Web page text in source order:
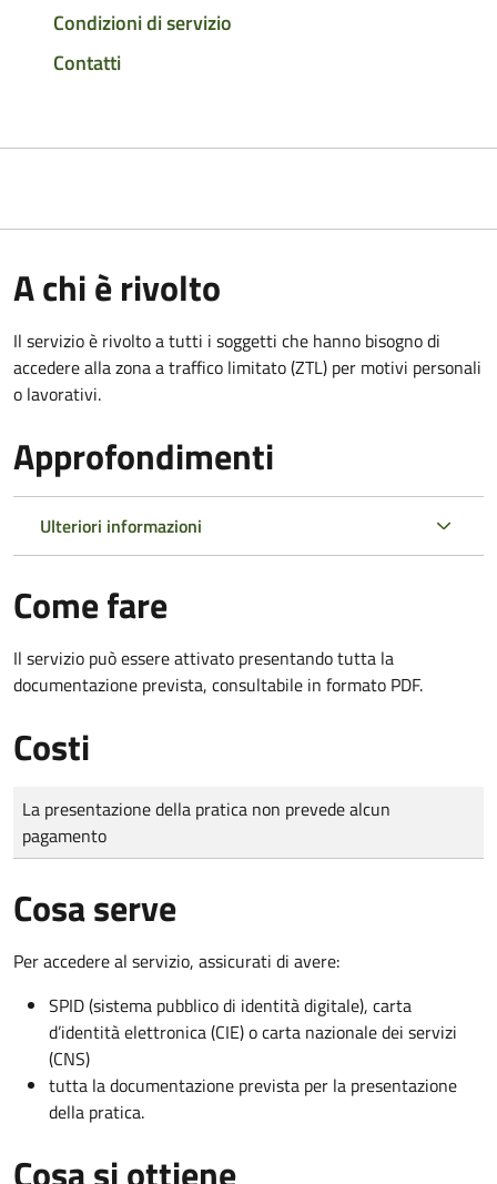
Condizioni di servizio
Contatti
A chi è rivolto
Il servizio è rivolto a tutti i soggetti che hanno bisogno di
accedere alla zona a traffico limitato (ZTL) per motivi personali
o lavorativi.
Approfondimenti
Ulteriori informazioni
Come fare
Il servizio può essere attivato presentando tutta la
documentazione prevista, consultabile in formato PDF.
Costi
Tipo di pagamento
Importo
La presentazione della pratica non prevede alcun
pagamento
Cosa serve
Per accedere al servizio, assicurati di avere:
SPID (sistema pubblico di identità digitale), carta
d’identità elettronica (CIE) o carta nazionale dei servizi
(CNS)
tutta la documentazione prevista per la presentazione
della pratica.